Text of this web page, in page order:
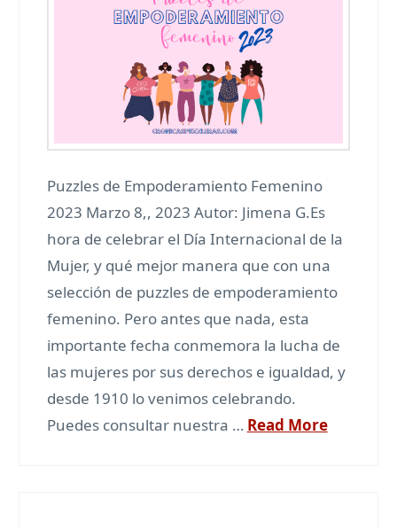
Puzzles de Empoderamiento Femenino
2023 Marzo 8,, 2023 Autor: Jimena G.Es
hora de celebrar el Día Internacional de la
Mujer, y qué mejor manera que con una
selección de puzzles de empoderamiento
femenino. Pero antes que nada, esta
importante fecha conmemora la lucha de
las mujeres por sus derechos e igualdad, y
desde 1910 lo venimos celebrando.
Puedes consultar nuestra … Read More